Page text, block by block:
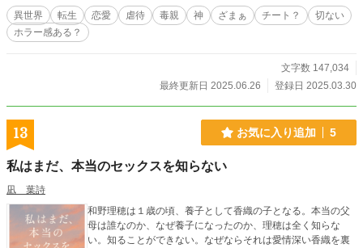
スを掴むためのリハビリ作品ともしているので、広い心でお読み頂けると嬉しい
です。 ※基本完成させてから投稿をはじめるのですが（この作品もそうで
す）、投稿前の再確認であれもこれも直したくなっていき……どうしてこうなっ
し、自分でもナンダコレ？と思う作品もありますが、完結はしているのでこちら
には置いたままにしてありますｗ どれでもお読みになって無理だと感じました
6.26番外編も完結しました。
異世界 転生 恋愛 虐待 毒親 神 ざまぁ チート？
切ない
ホラー感ある？
文字数 147,034
最終更新日 2025.06.26
登録日 2025.03.30
13 お気に入り追加 5
私はまだ、本当のセックスを知らない
凪 葉詩
和野理穂は１歳の頃、養子として香織の子となる。本当の父
母は誰なのか、なぜ養子になったのか、理穂は全く知らな
い。知ることができない。なぜならそれは愛情深い香織を裏